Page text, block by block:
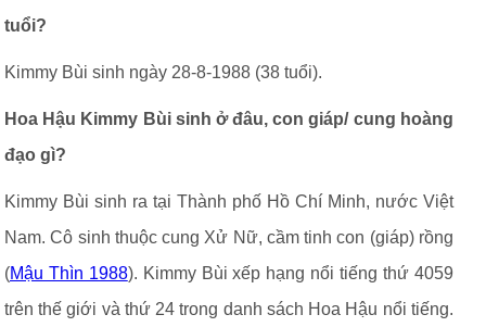
tuổi?
Kimmy Bùi sinh ngày 28-8-1988 (38 tuổi).
Hoa Hậu Kimmy Bùi sinh ở đâu, con giáp/ cung hoàng
đạo gì?
Kimmy Bùi sinh ra tại Thành phố Hồ Chí Minh, nước Việt
Nam. Cô sinh thuộc cung Xử Nữ, cầm tinh con (giáp) rồng
(Mậu Thìn 1988). Kimmy Bùi xếp hạng nổi tiếng thứ 4059
trên thế giới và thứ 24 trong danh sách Hoa Hậu nổi tiếng.